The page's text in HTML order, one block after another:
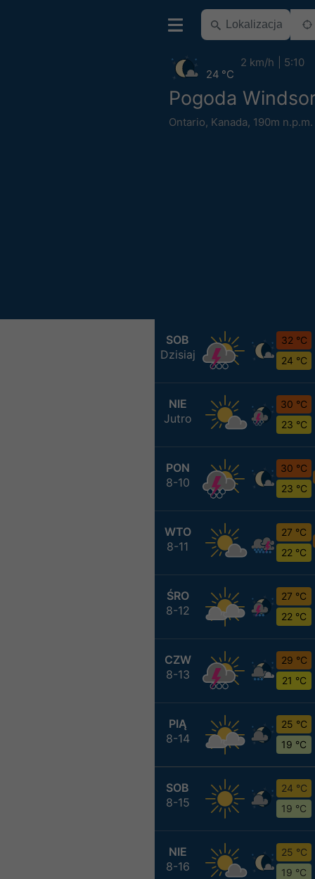
Pogoda
Ontario, Kanada, 190m n.p.m.
24 °C
2 km/h 5:10
SOB
Dzisiaj
32 °C
24 °C
NIE
Jutro
30 °C
23 °C
PON
8-10
30 °C
23 °C
WTO
8-11
27 °C
22 °C
ŚRO
8-12
27 °C
22 °C
CZW
8-13
29 °C
21 °C
PIĄ
8-14
25 °C
19 °C
SOB
8-15
24 °C
19 °C
NIE
8-16
25 °C
19 °C